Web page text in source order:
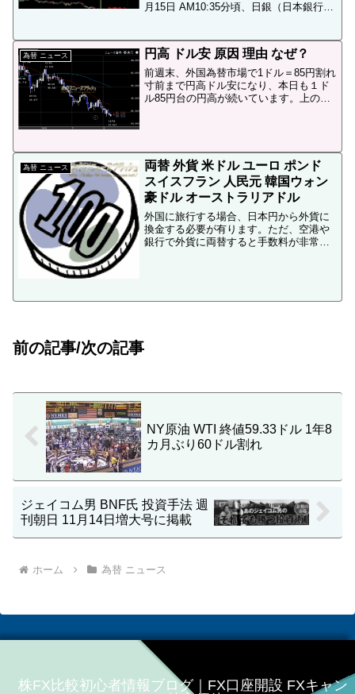
月15日 AM10:35分頃、日銀（日本銀行）
ル/円は82円台から85円台、ユーロ/円は
1...
為替 ニュース 円高 ドル安 原因 理由 なぜ？
前週末、外国為替市場で1ドル＝85円割れ
寸前まで円高ドル安になり、本日も１ド
ル85円台の円高が続いています。上のチ
GOLD...
為替 ニュース
両替 外貨 米ドル ユーロ ポンド
スイスフラン 人民元 韓国ウォン
豪ドル オーストラリアドル
外国に旅行する場合、日本円から外貨に
換金する必要が有ります。ただ、空港や
銀行で外貨に両替すると手数料が非常に
前の記事/次の記事
NY原油 WTI 終値59.33ドル 1年8
カ月ぶり60ドル割れ
ジェイコム男 BNF氏 投資手法 週
刊朝日 11月14日増大号に掲載
ホーム 為替 ニュース
株FX比較初心者情報ブログ｜FX口座開設 FXキャン